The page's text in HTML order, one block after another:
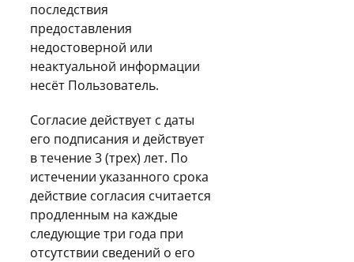
последствия
предоставления
недостоверной или
неактуальной информации
несёт Пользователь.
Согласие действует с даты
его подписания и действует
в течение 3 (трех) лет. По
истечении указанного срока
действие согласия считается
продленным на каждые
следующие три года при
отсутствии сведений о его